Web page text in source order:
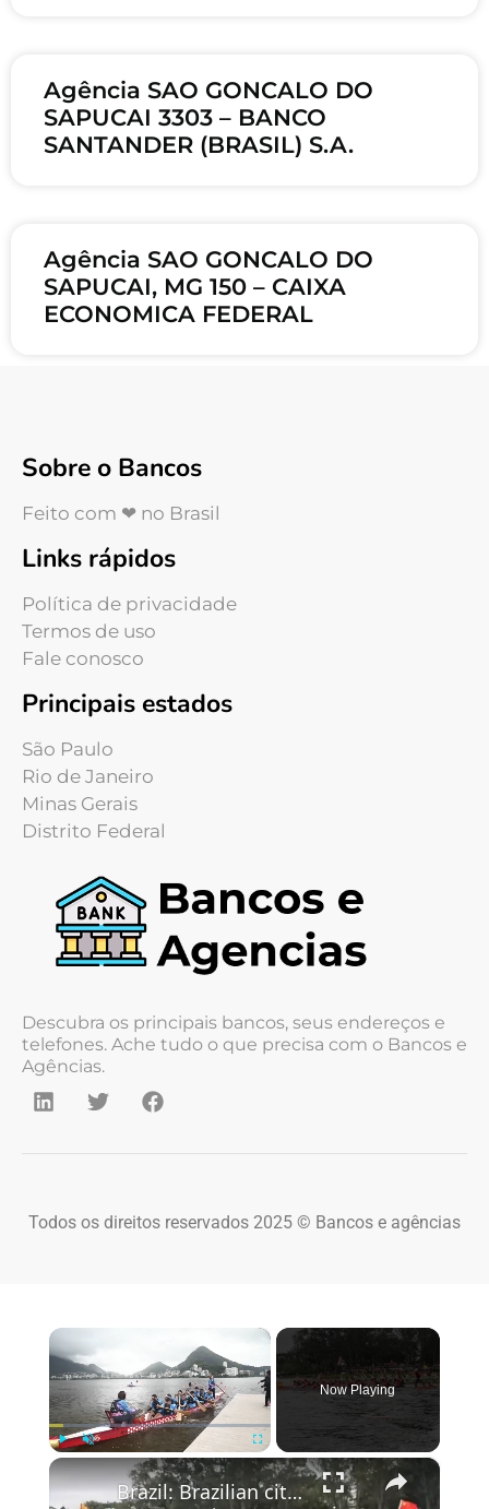
Agência SAO GONCALO DO
SAPUCAI 3303 – BANCO
SANTANDER (BRASIL) S.A.
Agência SAO GONCALO DO
SAPUCAI, MG 150 – CAIXA
ECONOMICA FEDERAL
Sobre o Bancos
Feito com ❤ no Brasil
Links rápidos
Política de privacidade
Termos de uso
Fale conosco
Principais estados
São Paulo
Rio de Janeiro
Minas Gerais
Distrito Federal
Descubra os principais bancos, seus endereços e
telefones. Ache tudo o que precisa com o Bancos e
Agências.
Todos os direitos reservados 2025 © Bancos e agências
×
Play Unmute Fullscreen
Now Playing
×
Brazil: Brazilian cities celebrate Dragon Boat Festival with vibrant boating races.